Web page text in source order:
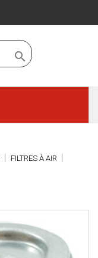

FILTRES À AIR